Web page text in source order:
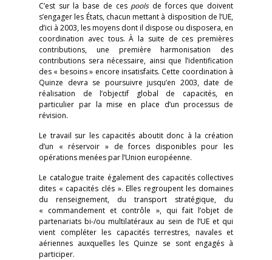
C’est sur la base de ces poolsde forces que doivent
s’engager les États, chacun mettant à disposition de l’UE,
d’ici à 2003, les moyens dont il dispose ou disposera, en
coordination avec tous. À la suite de ces premières
contributions, une première harmonisation des
contributions sera nécessaire, ainsi que l’identification
des « besoins » encore insatisfaits. Cette coordination à
Quinze devra se poursuivre jusqu’en 2003, date de
réalisation de l’objectif global de capacités, en
particulier par la mise en place d’un processus de
révision.
Le travail sur les capacités aboutit donc à la création
d’un « réservoir » de forces disponibles pour les
opérations menées par l’Union européenne.
Le catalogue traite également des capacités collectives
dites « capacités clés ». Elles regroupent les domaines
du renseignement, du transport stratégique, du
« commandement et contrôle », qui fait l’objet de
partenariats bi-/ou multilatéraux au sein de l’UE et qui
vient compléter les capacités terrestres, navales et
aériennes auxquelles les Quinze se sont engagés à
participer.